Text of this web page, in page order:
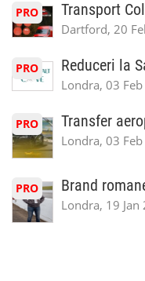
PRO Transport
Dartford, 20
PRO Reduceri la
Londra, 03
PRO Transfer
Londra, 03
PRO Brand
Londra, 19